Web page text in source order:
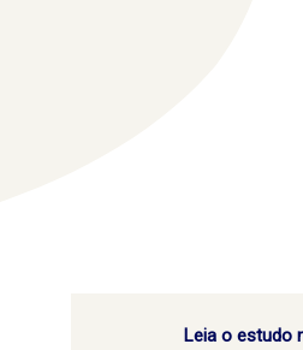
Leia o estudo